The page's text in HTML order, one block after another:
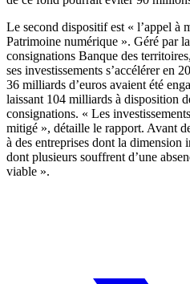
Le second dispositif est « l’appel à
Patrimoine numérique ». Géré par
consignations Banque des
ses investissements s’accélérer en
36 milliards d’euros avaient été
laissant 104 milliards à disposition
consignations. « Les
mitigé », détaille le rapport. Avant
à des entreprises dont la dimension
dont plusieurs souffrent d’une
viable ».